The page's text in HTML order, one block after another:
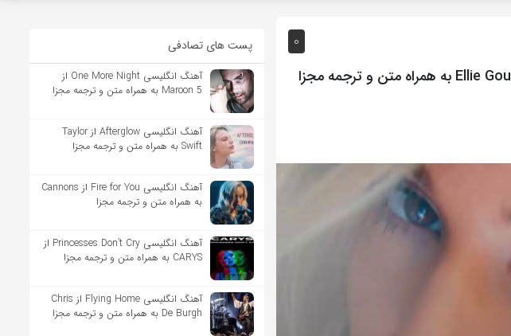
0 پست های تصادفی
آهنگ انگلیسی One More Night از
Maroon 5 به همراه متن و ترجمه مجزا
آهنگ انگلیسی Afterglow از Taylor
Swift به همراه متن و ترجمه مجزا
آهنگ انگلیسی Fire for You از Cannons
به همراه متن و ترجمه مجزا
آهنگ انگلیسی Princesses Don’t Cry از
CARYS به همراه متن و ترجمه مجزا
آهنگ انگلیسی Flying Home از Chris
De Burgh به همراه متن و ترجمه مجزا